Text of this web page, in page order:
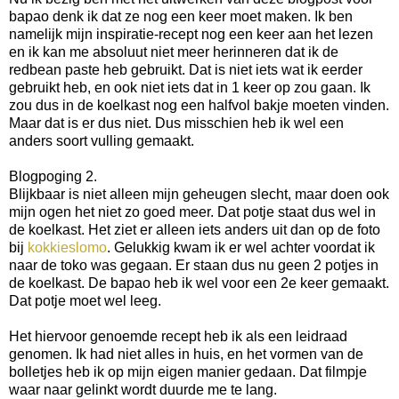
bapao denk ik dat ze nog een keer moet maken. Ik ben
namelijk mijn inspiratie-recept nog een keer aan het lezen
en ik kan me absoluut niet meer herinneren dat ik de
redbean paste heb gebruikt. Dat is niet iets wat ik eerder
gebruikt heb, en ook niet iets dat in 1 keer op zou gaan. Ik
zou dus in de koelkast nog een halfvol bakje moeten vinden.
Maar dat is er dus niet. Dus misschien heb ik wel een
anders soort vulling gemaakt.
Blogpoging 2.
Blijkbaar is niet alleen mijn geheugen slecht, maar doen ook
mijn ogen het niet zo goed meer. Dat potje staat dus wel in
de koelkast. Het ziet er alleen iets anders uit dan op de foto
bij kokkieslomo. Gelukkig kwam ik er wel achter voordat ik
naar de toko was gegaan. Er staan dus nu geen 2 potjes in
de koelkast. De bapao heb ik wel voor een 2e keer gemaakt.
Dat potje moet wel leeg.
Het hiervoor genoemde recept heb ik als een leidraad
genomen. Ik had niet alles in huis, en het vormen van de
bolletjes heb ik op mijn eigen manier gedaan. Dat filmpje
waar naar gelinkt wordt duurde me te lang.